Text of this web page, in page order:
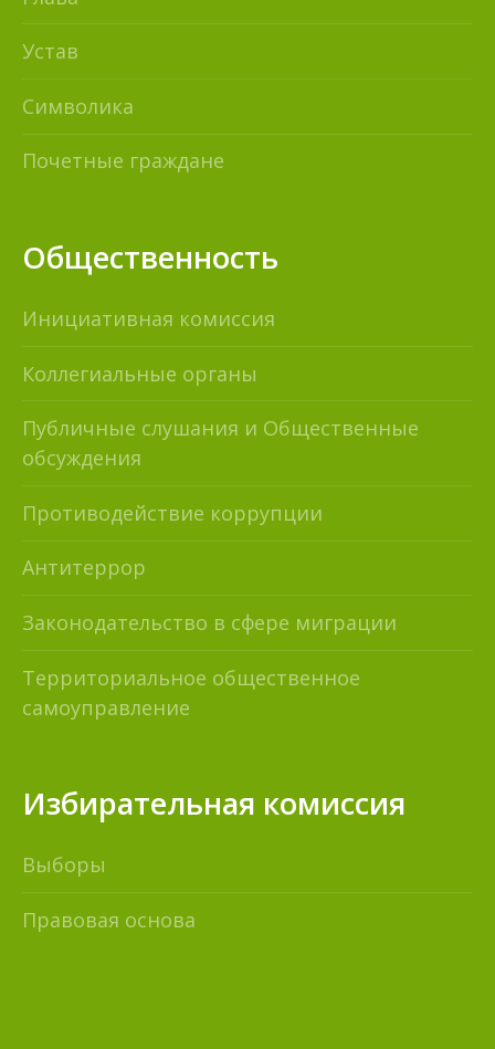
Устав
Символика
Почетные граждане
Общественность
Инициативная комиссия
Коллегиальные органы
Публичные слушания и Общественные
обсуждения
Противодействие коррупции
Антитеррор
Законодательство в сфере миграции
Территориальное общественное
самоуправление
Избирательная комиссия
Выборы
Правовая основа